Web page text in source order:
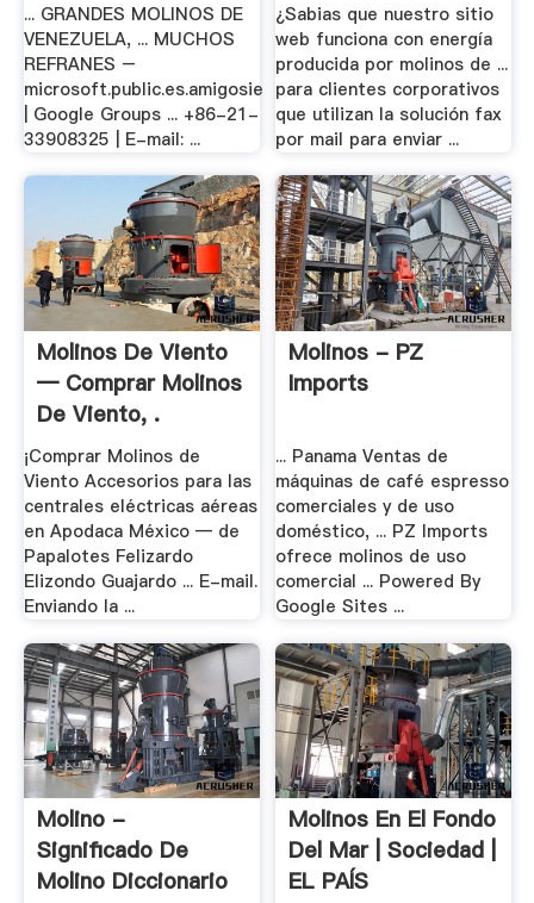
... GRANDES MOLINOS DE
VENEZUELA, ... MUCHOS
REFRANES –
microsoft.public.es.amigosie
| Google Groups ... +86-21-
33908325 | E-mail: ...
¿Sabias que nuestro sitio
web funciona con energía
producida por molinos de ...
para clientes corporativos
que utilizan la solución fax
por mail para enviar ...
Molinos De Viento
— Comprar Molinos
De Viento, .
¡Comprar Molinos de
Viento Accesorios para las
centrales eléctricas aéreas
en Apodaca México — de
Papalotes Felizardo
Elizondo Guajardo ... E-mail.
Enviando la ...
Molinos - PZ
Imports
... Panama Ventas de
máquinas de café espresso
comerciales y de uso
doméstico, ... PZ Imports
ofrece molinos de uso
comercial ... Powered By
Google Sites ...
Molino -
Significado De
Molino Diccionario
Molinos En El Fondo
Del Mar | Sociedad |
EL PAÍS